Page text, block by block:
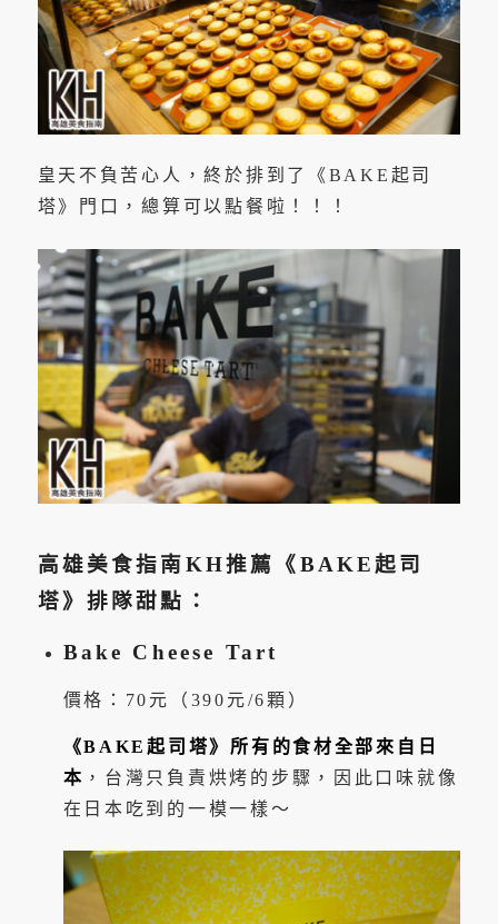
皇天不負苦心人，終於排到了《BAKE起司
塔》門口，總算可以點餐啦！！！
高雄美食指南KH推薦《BAKE起司
塔》排隊甜點：
Bake Cheese Tart
價格：70元（390元/6顆）
《BAKE起司塔》所有的食材全部來自日
本 ，台灣只負責烘烤的步驟，因此口味就像
在日本吃到的一模一樣～